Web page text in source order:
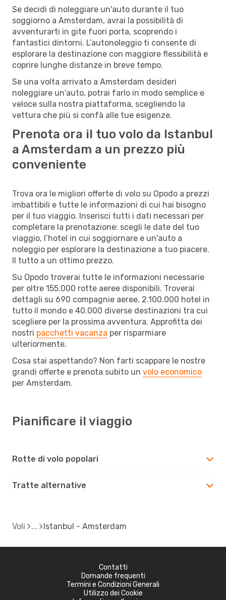
Se decidi di noleggiare un'auto durante il tuo
soggiorno a Amsterdam, avrai la possibilità di
avventurarti in gite fuori porta, scoprendo i
fantastici dintorni. L’autonoleggio ti consente di
esplorare la destinazione con maggiore flessibilità e
coprire lunghe distanze in breve tempo.
Se una volta arrivato a Amsterdam desideri
noleggiare un'auto, potrai farlo in modo semplice e
veloce sulla nostra piattaforma, scegliendo la
vettura che più si confà alle tue esigenze.
Prenota ora il tuo volo da Istanbul
a Amsterdam a un prezzo più
conveniente
Trova ora le migliori offerte di volo su Opodo a prezzi
imbattibili e tutte le informazioni di cui hai bisogno
per il tuo viaggio. Inserisci tutti i dati necessari per
completare la prenotazione: scegli le date del tuo
viaggio, l’hotel in cui soggiornare e un'auto a
noleggio per esplorare la destinazione a tuo piacere.
Il tutto a un ottimo prezzo.
Su Opodo troverai tutte le informazioni necessarie
per oltre 155.000 rotte aeree disponibili. Troverai
dettagli su 690 compagnie aeree, 2.100.000 hotel in
tutto il mondo e 40.000 diverse destinazioni tra cui
scegliere per la prossima avventura. Approfitta dei
nostri pacchetti vacanza per risparmiare
ulteriormente.
Cosa stai aspettando? Non farti scappare le nostre
grandi offerte e prenota subito un volo economico
per Amsterdam.
Pianificare il viaggio
Rotte di volo popolari
Tratte alternative
Voli Istanbul - Amsterdam
Contatti
Domande frequenti
Termini e Condizioni Generali
Utilizzo dei Cookie